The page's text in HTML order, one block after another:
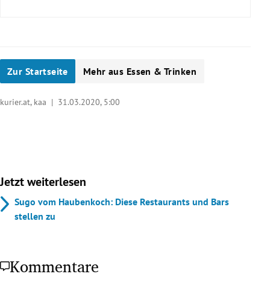
Zur Startseite Mehr aus Essen & Trinken
kurier.at, kaa | 31.03.2020, 5:00
Jetzt weiterlesen
Sugo vom Haubenkoch: Diese Restaurants und Bars
stellen zu
Kommentare